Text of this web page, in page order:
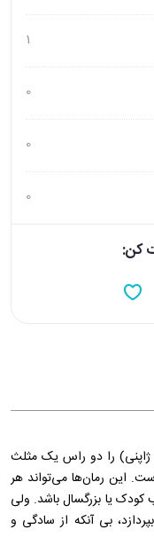
1
0
0
0
کن:
ژاپنی) را دو راس یک مثلث
این رمان‌ها می‌تواند هر
یا بزرگسال باشد. ولی
بی آنکه از سادگی و
پیچیده شود. رمان